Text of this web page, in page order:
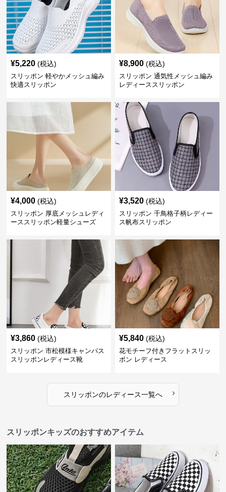
¥5,220 (税込)
スリッポン 軽やかメッシュ編み
快適スリッポン
¥8,900 (税込)
スリッポン 通気性メッシュ編み
レディーススリッポン
¥4,000 (税込)
スリッポン 厚底メッシュレディ
ーススリッポン軽量シューズ
¥3,520 (税込)
スリッポン 千鳥格子柄レディー
ス帆布スリッポン
¥3,860 (税込)
スリッポン 市松模様キャンバス
スリッポンレディース靴
¥5,840 (税込)
花モチーフ付きフラットスリッ
ポン レディース
スリッポンのレディース一覧へ ›
スリッポンキッズのおすすめアイテム